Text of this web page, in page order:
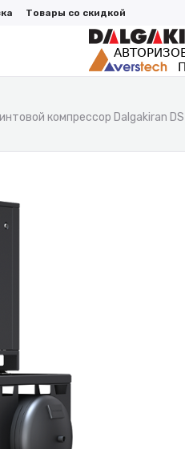
Товары со скидкой
компрессор Dalgakiran